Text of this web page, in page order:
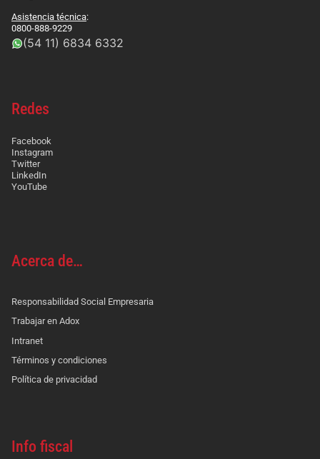
Asistencia técnica:
0800-888-9229
(54 11) 6834 6332
Redes
Facebook
Instagram
Twitter
LinkedIn
YouTube
Acerca de…
Responsabilidad Social Empresaria
Trabajar en Adox
Intranet
Términos y condiciones
Política de privacidad
Info fiscal